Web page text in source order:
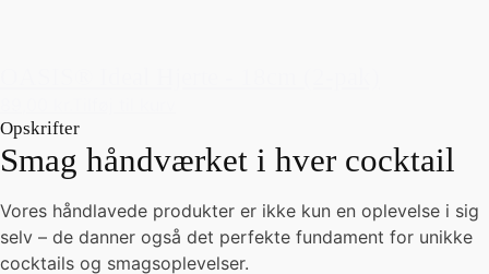
Opskrifter
Smag håndværket i hver cocktail
Vores håndlavede produkter er ikke kun en oplevelse i sig
selv – de danner også det perfekte fundament for unikke
cocktails og smagsoplevelser.